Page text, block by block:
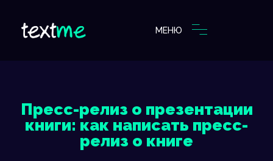
МЕНЮ
Пресс-релиз о презентации
книги: как написать пресс-
релиз о книге